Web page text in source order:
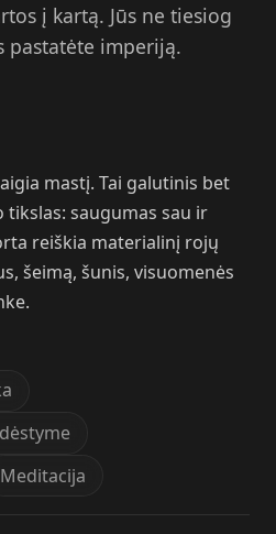
į kartą. Jūs ne tiesiog
pastatėte imperiją.
mastį. Tai galutinis bet
saugumas sau ir
reiškia materialinį rojų
šeimą, šunis, visuomenės
Meditacija